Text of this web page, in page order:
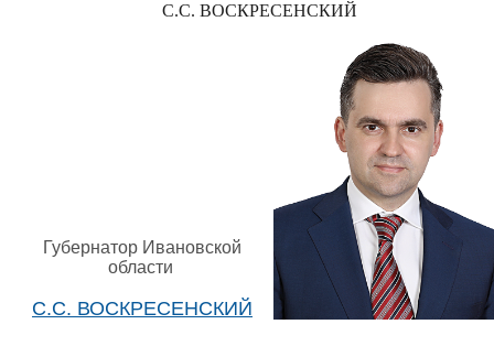
С.С. ВОСКРЕСЕНСКИЙ
Губернатор Ивановской
области
С.С. ВОСКРЕСЕНСКИЙ